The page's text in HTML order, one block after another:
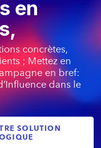
en
concrètes,
; Mettez en
en bref:
dans le
SOLUTION